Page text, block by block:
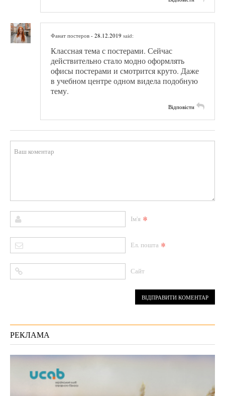
Фанат постеров - 28.12.2019 said:
Классная тема с постерами. Сейчас
действительно стало модно оформлять
офисы постерами и смотрится круто. Даже
в учебном центре одном видела подобную
тему.
Відповісти
Ім'я *
Ел. пошта *
Сайт
РЕКЛАМА